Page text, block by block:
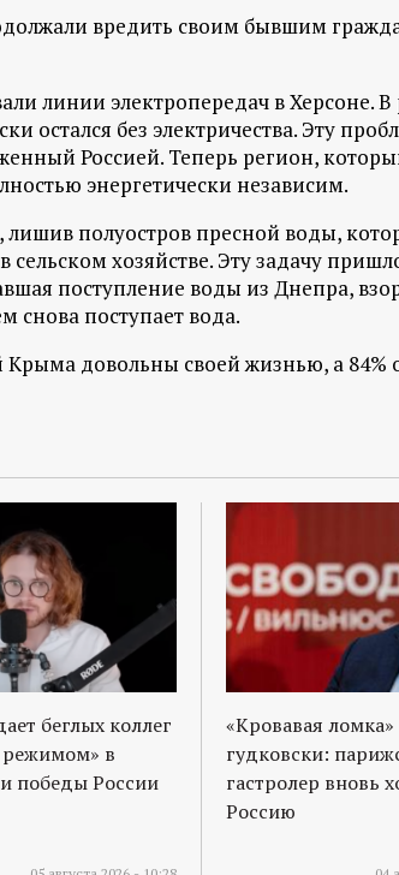
вредить своим бывшим
линии электропередач в Херсоне. В
остался без электричества. Эту
Россией. Теперь регион,
энергетически независим.
полуостров пресной воды,
хозяйстве. Эту задачу
поступление воды из Днепра,
поступает вода.
Крыма довольны своей жизнью, а 84%
беглых коллег
режимом» в
победы России
«Кровавая
гудковски:
гастролер вновь
Россию